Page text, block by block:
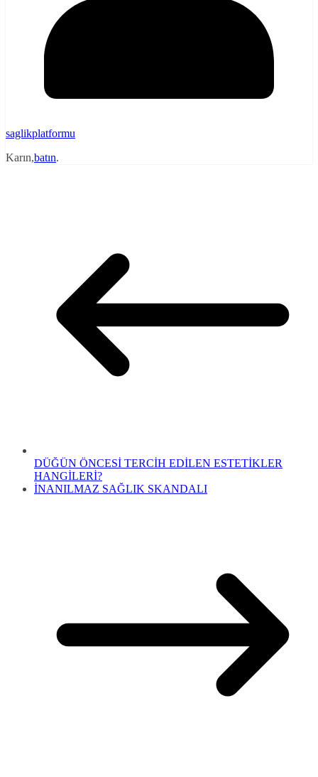
saglikplatformu
Karın,batın.
DÜĞÜN ÖNCESİ TERCİH EDİLEN ESTETİKLER
HANGİLERİ?
İNANILMAZ SAĞLIK SKANDALI